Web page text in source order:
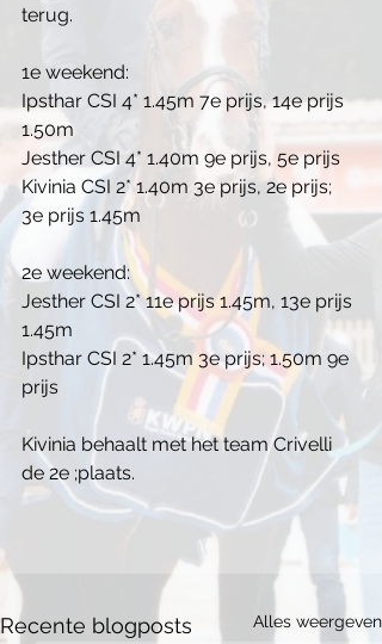
terug.
1e weekend:
Ipsthar CSI 4* 1.45m 7e prijs, 14e prijs
1.50m
Jesther CSI 4* 1.40m 9e prijs, 5e prijs
Kivinia CSI 2* 1.40m 3e prijs, 2e prijs;
3e prijs 1.45m
2e weekend:
Jesther CSI 2* 11e prijs 1.45m, 13e prijs
1.45m
Ipsthar CSI 2* 1.45m 3e prijs; 1.50m 9e
prijs
Kivinia behaalt met het team Crivelli
de 2e ;plaats.
Recente blogposts Alles weergeven